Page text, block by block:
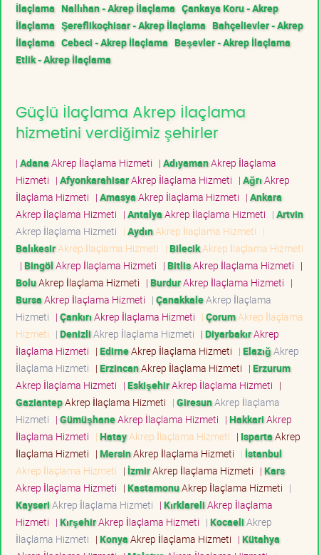
İlaçlama Nallıhan - Akrep İlaçlama Çankaya Koru - Akrep
İlaçlama Şereflikoçhisar - Akrep İlaçlama Bahçelievler - Akrep
İlaçlama Cebeci - Akrep İlaçlama Beşevler - Akrep İlaçlama
Etlik - Akrep İlaçlama
Güçlü İlaçlama Akrep İlaçlama
hizmetini verdiğimiz şehirler
| AdanaAkrep İlaçlama Hizmeti | AdıyamanAkrep İlaçlama
Hizmeti | AfyonkarahisarAkrep İlaçlama Hizmeti | AğrıAkrep
İlaçlama Hizmeti | AmasyaAkrep İlaçlama Hizmeti | Ankara
Akrep İlaçlama Hizmeti | AntalyaAkrep İlaçlama Hizmeti | Artvin
Akrep İlaçlama Hizmeti | AydınAkrep İlaçlama Hizmeti |
BalıkesirAkrep İlaçlama Hizmeti | BilecikAkrep İlaçlama Hizmeti
| BingölAkrep İlaçlama Hizmeti | BitlisAkrep İlaçlama Hizmeti |
BoluAkrep İlaçlama Hizmeti | BurdurAkrep İlaçlama Hizmeti |
BursaAkrep İlaçlama Hizmeti | ÇanakkaleAkrep İlaçlama
Hizmeti | ÇankırıAkrep İlaçlama Hizmeti | ÇorumAkrep İlaçlama
Hizmeti | DenizliAkrep İlaçlama Hizmeti | DiyarbakırAkrep
İlaçlama Hizmeti | EdirneAkrep İlaçlama Hizmeti | ElazığAkrep
İlaçlama Hizmeti | ErzincanAkrep İlaçlama Hizmeti | Erzurum
Akrep İlaçlama Hizmeti | EskişehirAkrep İlaçlama Hizmeti |
GaziantepAkrep İlaçlama Hizmeti | GiresunAkrep İlaçlama
Hizmeti | GümüşhaneAkrep İlaçlama Hizmeti | HakkariAkrep
İlaçlama Hizmeti | HatayAkrep İlaçlama Hizmeti | IspartaAkrep
İlaçlama Hizmeti | MersinAkrep İlaçlama Hizmeti | İstanbul
Akrep İlaçlama Hizmeti | İzmirAkrep İlaçlama Hizmeti | Kars
Akrep İlaçlama Hizmeti | KastamonuAkrep İlaçlama Hizmeti |
KayseriAkrep İlaçlama Hizmeti | KırklareliAkrep İlaçlama
Hizmeti | KırşehirAkrep İlaçlama Hizmeti | KocaeliAkrep
İlaçlama Hizmeti | KonyaAkrep İlaçlama Hizmeti | Kütahya